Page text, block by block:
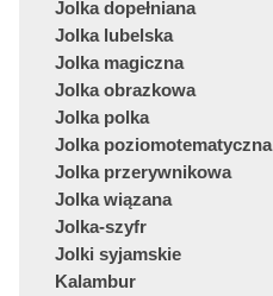
Jolka dopełniana
Jolka lubelska
Jolka magiczna
Jolka obrazkowa
Jolka polka
Jolka poziomotematyczna
Jolka przerywnikowa
Jolka wiązana
Jolka-szyfr
Jolki syjamskie
Kalambur